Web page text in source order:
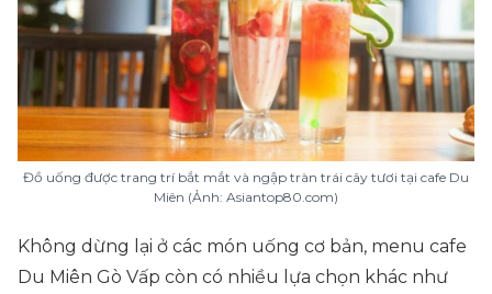
Đồ uống được trang trí bắt mắt và ngập tràn trái cây tươi tại cafe Du
Miên (Ảnh: Asiantop80.com)
Không dừng lại ở các món uống cơ bản, menu cafe
Du Miên Gò Vấp còn có nhiều lựa chọn khác như